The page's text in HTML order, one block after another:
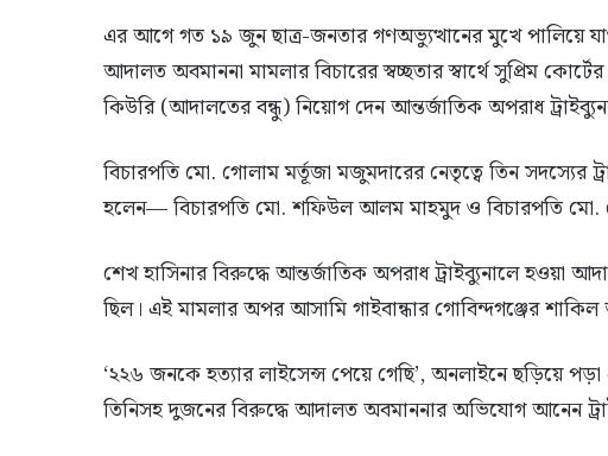
এর আগে গত ১৯ জুন ছাত্র-জনতার গণঅভ্যুত্থানের মুখে পালিয়ে
আদালত অবমাননা মামলার বিচারের স্বচ্ছতার স্বার্থে সুপ্রিম
কিউরি (আদালতের বন্ধু) নিয়োগ দেন আন্তর্জাতিক অপরাধ
বিচারপতি মো. গোলাম মর্তূজা মজুমদারের নেতৃত্বে তিন সদস্যের
হলেন— বিচারপতি মো. শফিউল আলম মাহমুদ ও বিচারপতি মো.
শেখ হাসিনার বিরুদ্ধে আন্তর্জাতিক অপরাধ ট্রাইব্যুনালে হওয়া
ছিল। এই মামলার অপর আসামি গাইবান্ধার গোবিন্দগঞ্জের
‘২২৬ জনকে হত্যার লাইসেন্স পেয়ে গেছি’, অনলাইনে ছড়িয়ে
তিনিসহ দুজনের বিরুদ্ধে আদালত অবমাননার অভিযোগ আনেন